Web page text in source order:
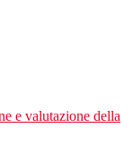
e valutazione della